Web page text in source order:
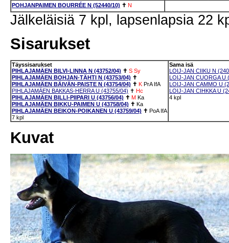
POHJANPAIMEN BOURRÉE N (52440/10) ✝ N
Jälkeläisiä 7 kpl, lapsenlapsia 22
Sisarukset
Täyssisarukset
PIHLAJAMÄEN BILVI-LINNA N (43752/04) ✝ S Sy
PIHLAJAMÄEN BOHJAN-TÄHTI N (43753/04) ✝
PIHLAJAMÄEN BÄIVÄN-PAISTE N (43754/04) ✝ K PrA IfA
PIHLAJAMÄEN BAKKAS-HERRA U (43755/04) ✝ Hc
PIHLAJAMÄEN BILLI-PIIPARI U (43756/04) ✝ M Ka
PIHLAJAMÄEN BIKKU-PAIMEN U (43758/04) ✝ Ka
PIHLAJAMÄEN BEIKON-POIKANEN U (43759/04) ✝ PoA IfA
7 kpl
Sama isä
LOIJ-JAN CIIKU N
LOIJ-JAN CUORGA U
LOIJ-JAN CAMMO U
LOIJ-JAN CIHKKA U
4 kpl
Kuvat